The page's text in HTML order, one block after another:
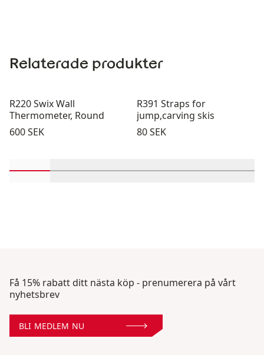
Relaterade produkter
R220 Swix Wall
Thermometer, Round
Pris:
600 SEK
R391 Straps for
jump,carving skis
Pris:
80 SEK
Få 15% rabatt ditt nästa köp - prenumerera på vårt
nyhetsbrev
BLI MEDLEM NU